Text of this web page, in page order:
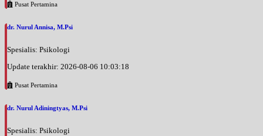
Pusat Pertamina
dr. Nurul Annisa, M.Psi
Spesialis: Psikologi
Update terakhir: 2026-08-06 10:03:18
Pusat Pertamina
dr. Nurul Adiningtyas, M.Psi
Spesialis: Psikologi